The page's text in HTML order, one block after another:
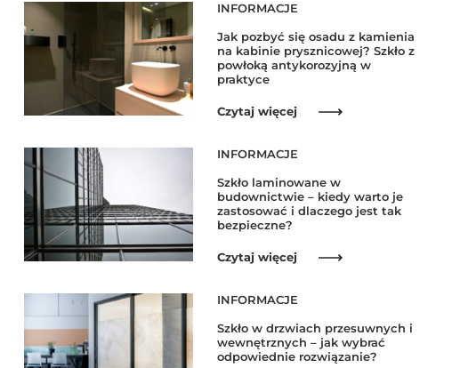
INFORMACJE
Jak pozbyć się osadu z kamienia
na kabinie prysznicowej? Szkło z
powłoką antykorozyjną w
praktyce
Czytaj więcej
INFORMACJE
Szkło laminowane w
budownictwie – kiedy warto je
zastosować i dlaczego jest tak
bezpieczne?
Czytaj więcej
INFORMACJE
Szkło w drzwiach przesuwnych i
wewnętrznych – jak wybrać
odpowiednie rozwiązanie?